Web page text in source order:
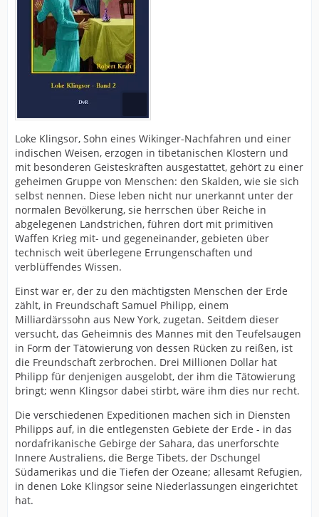
Loke Klingsor, Sohn eines Wikinger-Nachfahren und einer
indischen Weisen, erzogen in tibetanischen Klostern und
mit besonderen Geisteskräften ausgestattet, gehört zu einer
geheimen Gruppe von Menschen: den Skalden, wie sie sich
selbst nennen. Diese leben nicht nur unerkannt unter der
normalen Bevölkerung, sie herrschen über Reiche in
abgelegenen Landstrichen, führen dort mit primitiven
Waffen Krieg mit- und gegeneinander, gebieten über
technisch weit überlegene Errungenschaften und
verblüffendes Wissen.
Einst war er, der zu den mächtigsten Menschen der Erde
zählt, in Freundschaft Samuel Philipp, einem
Milliardärssohn aus New York, zugetan. Seitdem dieser
versucht, das Geheimnis des Mannes mit den Teufelsaugen
in Form der Tätowierung von dessen Rücken zu reißen, ist
die Freundschaft zerbrochen. Drei Millionen Dollar hat
Philipp für denjenigen ausgelobt, der ihm die Tätowierung
bringt; wenn Klingsor dabei stirbt, wäre ihm dies nur recht.
Die verschiedenen Expeditionen machen sich in Diensten
Philipps auf, in die entlegensten Gebiete der Erde - in das
nordafrikanische Gebirge der Sahara, das unerforschte
Innere Australiens, die Berge Tibets, der Dschungel
Südamerikas und die Tiefen der Ozeane; allesamt Refugien,
in denen Loke Klingsor seine Niederlassungen eingerichtet
hat.